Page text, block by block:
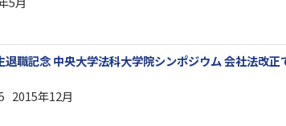
職記念 中央大学法科大学院シンポジウム 会社法改
2015年12月